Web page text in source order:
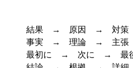
結果 → 原因 → 対策
事実 → 理論 → 主張
最初に → 次に → 最